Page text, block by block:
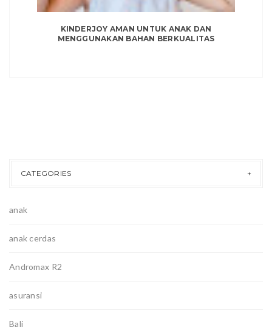
KINDERJOY AMAN UNTUK ANAK DAN
MENGGUNAKAN BAHAN BERKUALITAS
CATEGORIES
anak
anak cerdas
Andromax R2
asuransi
Bali